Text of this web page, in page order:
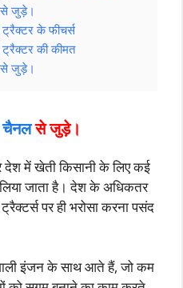
से जुड़े।
ट्रैक्टर के फीचर्स
ट्रैक्टर की कीमत
से जुड़े।
चैनलसे जुड़े।
देश में खेती किसानी के लिए कई
जाता है। देश के अधिकतर
पर ही भरोसा करना पसंद
इंजन के साथ आते हैं, जो कम